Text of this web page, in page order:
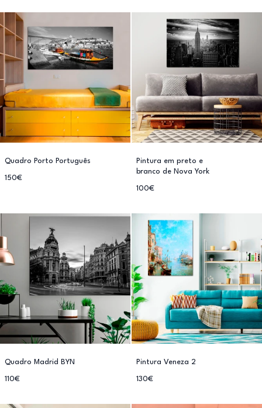
Quadro Porto Português
150€
Pintura em preto e
branco de Nova York
100€
Quadro Madrid BYN
110€
Pintura Veneza 2
130€